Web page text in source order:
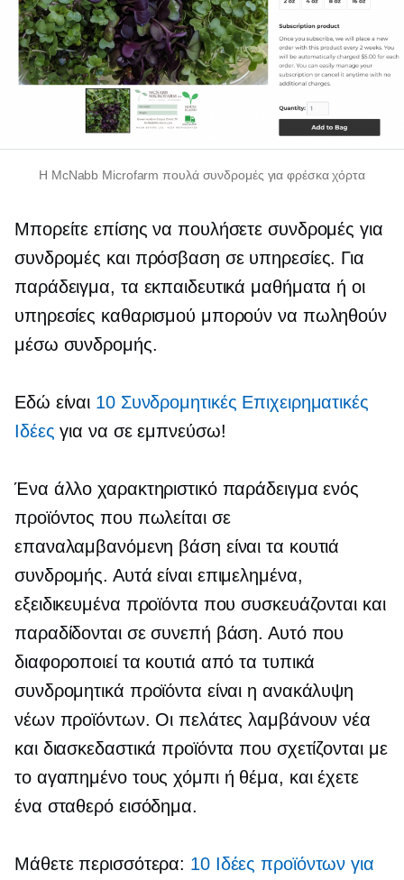
Η McNabb Microfarm πουλά συνδρομές για φρέσκα χόρτα
Μπορείτε επίσης να πουλήσετε συνδρομές για
συνδρομές και πρόσβαση σε υπηρεσίες. Για
παράδειγμα, τα εκπαιδευτικά μαθήματα ή οι
υπηρεσίες καθαρισμού μπορούν να πωληθούν
μέσω συνδρομής.
Εδώ είναι 10 Συνδρομητικές Επιχειρηματικές
Ιδέες για να σε εμπνεύσω!
Ένα άλλο χαρακτηριστικό παράδειγμα ενός
προϊόντος που πωλείται σε
επαναλαμβανόμενη βάση είναι τα κουτιά
συνδρομής. Αυτά είναι επιμελημένα,
εξειδικευμένα προϊόντα που συσκευάζονται και
παραδίδονται σε συνεπή βάση. Αυτό που
διαφοροποιεί τα κουτιά από τα τυπικά
συνδρομητικά προϊόντα είναι η ανακάλυψη
νέων προϊόντων. Οι πελάτες λαμβάνουν νέα
και διασκεδαστικά προϊόντα που σχετίζονται με
το αγαπημένο τους χόμπι ή θέμα, και έχετε
ένα σταθερό εισόδημα.
Μάθετε περισσότερα: 10 Ιδέες προϊόντων για